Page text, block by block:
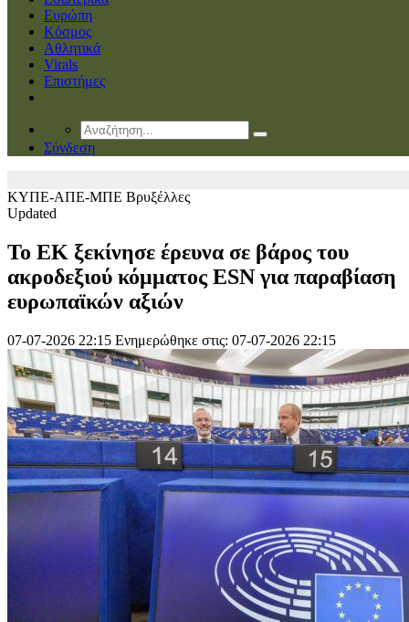
Ευρώπη
Κόσμος
Αθλητικά
Virals
Επιστήμες
Σύνδεση
ΚΥΠΕ-ΑΠΕ-ΜΠΕ Βρυξέλλες
Updated
Το ΕK ξεκίνησε έρευνα σε βάρος του
ακροδεξιού κόμματος ESN για παραβίαση
ευρωπαϊκών αξιών
07-07-2026 22:15 Ενημερώθηκε στις: 07-07-2026 22:15